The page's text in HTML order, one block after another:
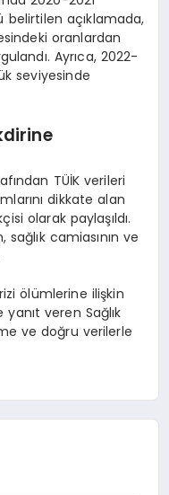
belirtilen açıklamada,
oranlardan
Ayrıca, 2022-
seviyesinde
TÜİK verileri
dikkate alan
olarak paylaşıldı.
sağlık camiasının ve
ölümlerine ilişkin
veren Sağlık
ve doğru verilerle